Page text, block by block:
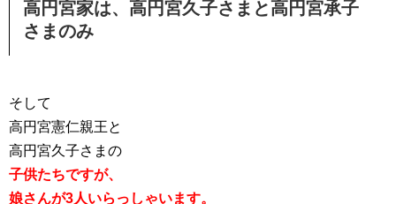
高円宮家は、高円宮久子さまと高円宮承子
さまのみ
そして
高円宮憲仁親王と
高円宮久子さまの
子供たちですが、
娘さんが3人いらっしゃいます。